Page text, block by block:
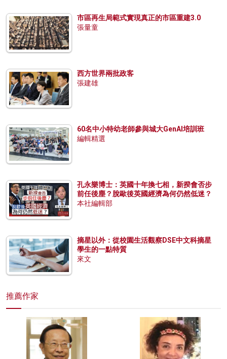
市區再生局範式實現真正的市區重建3.0
張量童
西方世界兩批政客
張建雄
60名中小特幼老師參與城大GenAI培訓班
編輯精選
孔永樂博士：英國十年換七相，新揆會否步
前任後塵？脫歐後英國經濟為何仍然低迷？
本社編輯部
摘星以外：從校園生活觀察DSE中文科摘星
學生的一點特質
來文
推薦作家